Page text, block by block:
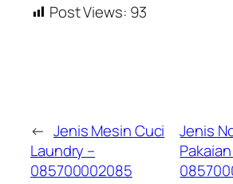
Post Views: 93
← Jenis Mesin Cuci
Laundry –
085700002085
Jenis